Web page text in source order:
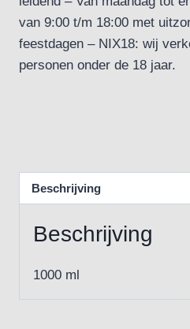
van 9:00 t/m 18:00 met
feestdagen – NIX18: wij
personen onder de 18 jaar.
Beschrijving
Beschrijving
1000 ml